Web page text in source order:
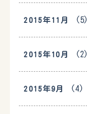
2015年11月 (5)
2015年10月 (2)
2015年9月 (4)